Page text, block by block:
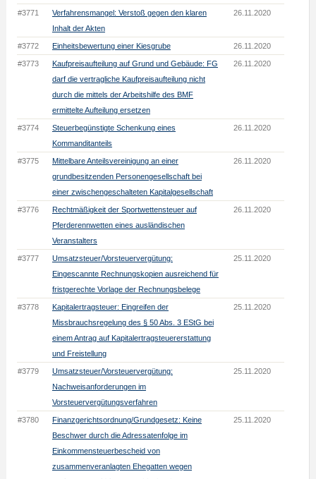
#3771
Verfahrensmangel: Verstoß gegen den klaren
Inhalt der Akten
26.11.2020
#3772 Einheitsbewertung einer Kiesgrube 26.11.2020
#3773
Kaufpreisaufteilung auf Grund und Gebäude: FG
darf die vertragliche Kaufpreisaufteilung nicht
durch die mittels der Arbeitshilfe des BMF
ermittelte Aufteilung ersetzen
26.11.2020
#3774
Steuerbegünstigte Schenkung eines
Kommanditanteils
26.11.2020
#3775
Mittelbare Anteilsvereinigung an einer
grundbesitzenden Personengesellschaft bei
einer zwischengeschalteten Kapitalgesellschaft
26.11.2020
#3776
Rechtmäßigkeit der Sportwettensteuer auf
Pferderennwetten eines ausländischen
Veranstalters
26.11.2020
#3777
Umsatzsteuer/Vorsteuervergütung:
Eingescannte Rechnungskopien ausreichend für
fristgerechte Vorlage der Rechnungsbelege
25.11.2020
#3778
Kapitalertragsteuer: Eingreifen der
Missbrauchsregelung des § 50 Abs. 3 EStG bei
einem Antrag auf Kapitalertragsteuererstattung
und Freistellung
25.11.2020
#3779
Umsatzsteuer/Vorsteuervergütung:
Nachweisanforderungen im
Vorsteuervergütungsverfahren
25.11.2020
#3780
Finanzgerichtsordnung/Grundgesetz: Keine
Beschwer durch die Adressatenfolge im
Einkommensteuerbescheid von
zusammenveranlagten Ehegatten wegen
25.11.2020